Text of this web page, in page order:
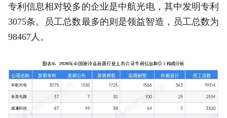
专利信息相对较多的企业是中航光电，其中发明专利
3075条。员工总数最多的则是领益智造，员工总数为
98467人。